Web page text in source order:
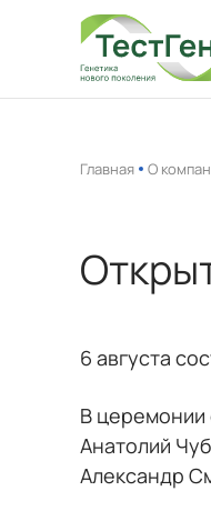
Главная О
6 августа
В церемонии
Анатолий
Александр